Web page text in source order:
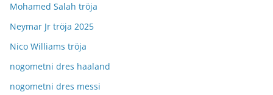
Mohamed Salah tröja
Neymar Jr tröja 2025
Nico Williams tröja
nogometni dres haaland
nogometni dres messi